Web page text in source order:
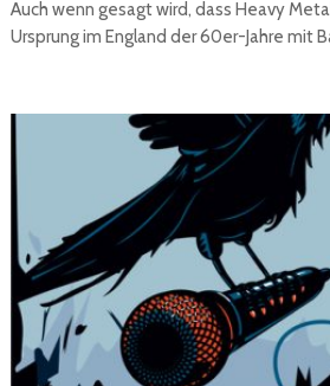
Auch wenn gesagt wird, dass Heavy
Ursprung im England der 60er-Jahre mit